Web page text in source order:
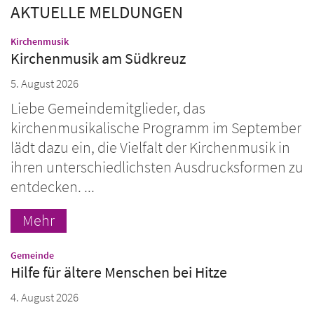
AKTUELLE MELDUNGEN
Kirchenmusik:
Kirchenmusik am Südkreuz
5. August 2026
Liebe Gemeindemitglieder, das
kirchenmusikalische Programm im September
lädt dazu ein, die Vielfalt der Kirchenmusik in
ihren unterschiedlichsten Ausdrucksformen zu
entdecken. ...
Mehr
Gemeinde:
Hilfe für ältere Menschen bei Hitze
4. August 2026